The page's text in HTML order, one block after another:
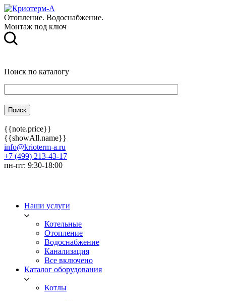
Отопление. Водоснабжение.
Монтаж под ключ
Поиск по каталогу
{{note.price}}
{{showAll.name}}
info@krioterm-a.ru
+7 (499) 213-43-17
пн-пт: 9:30-18:00
Наши услуги
Котельные
Отопление
Водоснабжение
Канализация
Все включено
Каталог оборудования
Котлы